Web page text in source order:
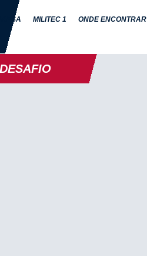
MILITEC 1 ONDE ENCONTRAR
DESAFIO